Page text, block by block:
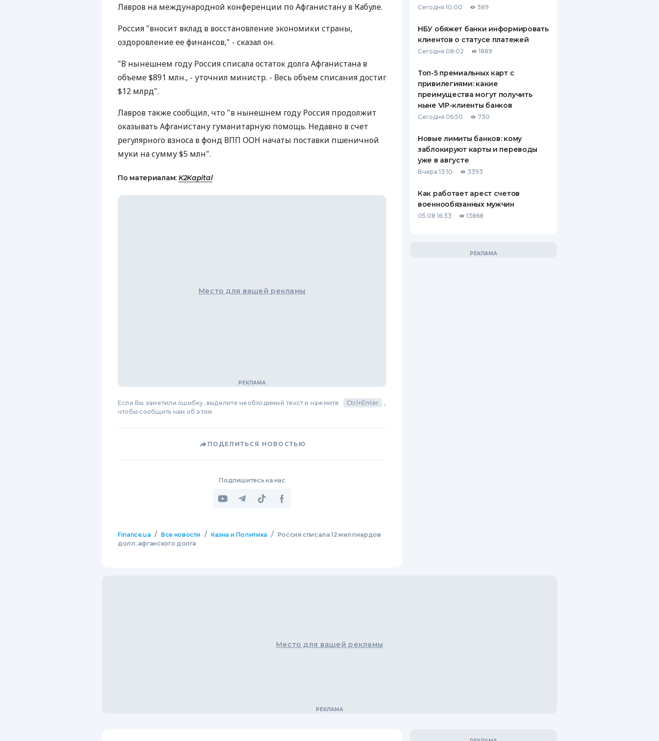
СТРАХОВАНИЮ
ВСЕ СТРАХОВЫЕ ПОЛИСЫ
ОТЗЫВЫ О СТРАХОВЫХ
КОМПАНИЯХ
Лавров на международной конференции по Афганистану в Кабуле.
Россия "вносит вклад в восстановление экономики страны,
оздоровление ее финансов," - сказал он.
"В нынешнем году Россия списала остаток долга Афганистана в
объеме $891 млн., - уточнил министр. - Весь объем списания достиг
$12 млрд".
Лавров также сообщил, что "в нынешнем году Россия продолжит
оказывать Афганистану гуманитарную помощь. Недавно в счет
регулярного взноса в фонд ВПП ООН начаты поставки пшеничной
муки на сумму $5 млн".
По материалам: K2Kapital
Место для вашей рекламы
Если Вы заметили ошибку, выделите необходимый текст и нажмите Ctrl+Enter
,
чтобы сообщить нам об этом.
ПОДЕЛИТЬСЯ НОВОСТЬЮ
Подпишитесь на нас
Finance.ua / Все новости / Казна и Политика /
Россия списала 12 миллиардов
долл. афганского долга
Сегодня 10:00 389
НБУ обяжет банки информировать
клиентов о статусе платежей
Сегодня 08:02 1889
Топ-5 премиальных карт с
привилегиями: какие
преимущества могут получить
ныне VIP-клиенты банков
Сегодня 06:50 730
Новые лимиты банков: кому
заблокируют карты и переводы
уже в августе
Вчера 13:10 3393
Как работает арест счетов
военнообязанных мужчин
05.08 16:33 13868
Место для вашей рекламы